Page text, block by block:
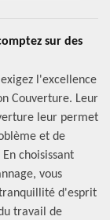
sur des
l'excellence
Couverture. Leur
leur permet
et de
choisissant
vous
d'esprit
travail de